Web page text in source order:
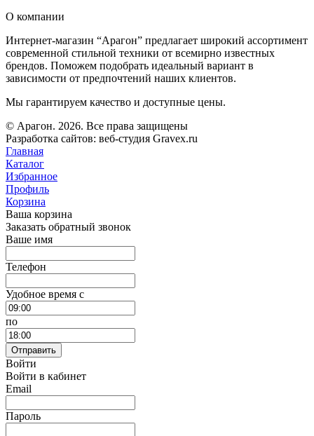
О компании
Интернет-магазин “Арагон” предлагает широкий ассортимент
современной стильной техники от всемирно известных
брендов. Поможем подобрать идеальный вариант в
зависимости от предпочтений наших клиентов.
Мы гарантируем качество и доступные цены.
© Арагон. 2026. Все права защищены
Разработка сайтов: веб-студия Gravex.ru
Главная
Каталог
Избранное
Профиль
Корзина
Ваша корзина
Заказать обратный звонок
Ваше имя
Телефон
Удобное время c
по
Отправить
Войти
Войти в кабинет
Email
Пароль